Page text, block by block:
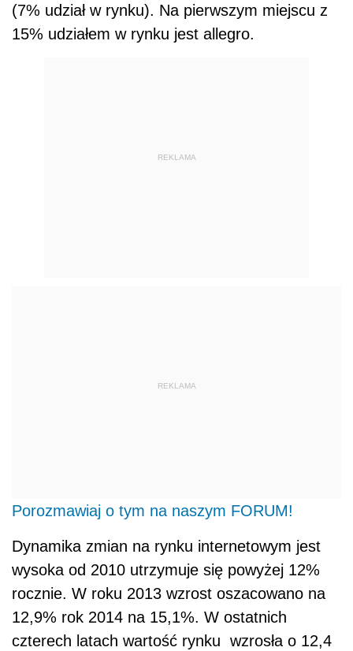
(7% udział w rynku). Na pierwszym miejscu z
15% udziałem w rynku jest allegro.
REKLAMA
REKLAMA
Porozmawiaj o tym na naszym FORUM!
Dynamika zmian na rynku internetowym jest
wysoka od 2010 utrzymuje się powyżej 12%
rocznie. W roku 2013 wzrost oszacowano na
12,9% rok 2014 na 15,1%. W ostatnich
czterech latach wartość rynku wzrosła o 12,4